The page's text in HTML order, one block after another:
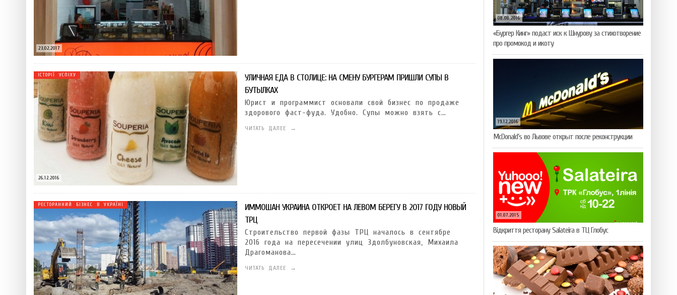
23.02.2017
26.12.2016
ІСТОРІЇ УСПІХУ
УЛИЧНАЯ ЕДА В СТОЛИЦЕ: НА СМЕНУ БУРГЕРАМ ПРИШЛИ СУПЫ В
БУТЫЛКАХ
Юрист и программист основали свой бизнес по продаже
здорового фаст-фуда. Удобно. Супы можно взять с…
ЧИТАТЬ ДАЛЕЕ →
РЕСТОРАННИЙ БІЗНЕС В УКРАЇНІ
ИММОШАН УКРАИНА ОТКРОЕТ НА ЛЕВОМ БЕРЕГУ В 2017 ГОДУ НОВЫЙ
ТРЦ
Строительство первой фазы ТРЦ началось в сентябре
2016 года на пересечении улиц Здолбуновская, Михаила
Драгоманова…
ЧИТАТЬ ДАЛЕЕ →
08.08.2016
«Бургер Кинг» подаст иск к Шнурову за стихотворение
про промокод и икоту
19.12.2016
McDonald’s во Львове открыт после реконструкции
01.07.2015
Відкриття ресторану Salateirа в ТЦ Глобус